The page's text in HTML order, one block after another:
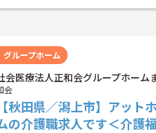
グループホーム
会医療法人正和会グループホーム
会
【秋田県／潟上市】アット
の介護職求人です＜介護